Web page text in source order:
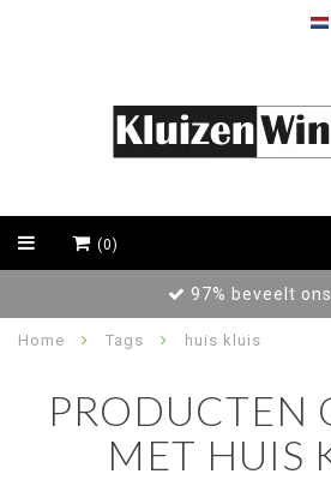
(0)
97% beveelt
Home Tags huis kluis
PRODUCTEN
MET HUIS